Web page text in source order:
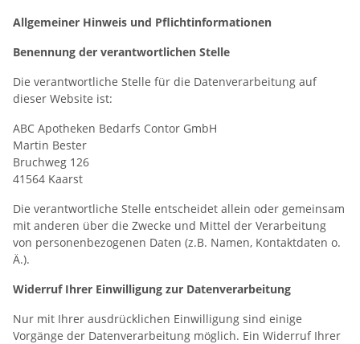
Allgemeiner Hinweis und Pflichtinformationen
Benennung der verantwortlichen Stelle
Die verantwortliche Stelle für die Datenverarbeitung auf
dieser Website ist:
ABC Apotheken Bedarfs Contor GmbH
Martin Bester
Bruchweg 126
41564 Kaarst
Die verantwortliche Stelle entscheidet allein oder gemeinsam
mit anderen über die Zwecke und Mittel der Verarbeitung
von personenbezogenen Daten (z.B. Namen, Kontaktdaten o.
Ä.).
Widerruf Ihrer Einwilligung zur Datenverarbeitung
Nur mit Ihrer ausdrücklichen Einwilligung sind einige
Vorgänge der Datenverarbeitung möglich. Ein Widerruf Ihrer